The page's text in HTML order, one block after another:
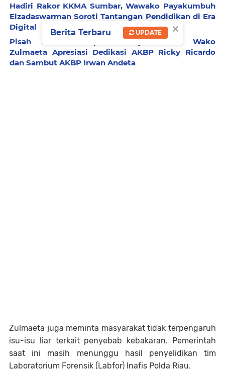
Hadiri Rakor KKMA Sumbar, Wawako Payakumbuh
Elzadaswarman Soroti Tantangan Pendidikan di Era
Digital
Pisah Sambut Kapolres Payakumbuh, Wako
Zulmaeta Apresiasi Dedikasi AKBP Ricky Ricardo
dan Sambut AKBP Irwan Andeta
Zulmaeta juga meminta masyarakat tidak terpengaruh
isu-isu liar terkait penyebab kebakaran. Pemerintah
saat ini masih menunggu hasil penyelidikan tim
Laboratorium Forensik (Labfor) Inafis Polda Riau.
×
Berita Terbaru UPDATE